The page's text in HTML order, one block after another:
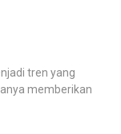
tren yang
memberikan